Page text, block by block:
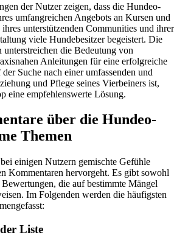
der Nutzer zeigen, dass die Hundeo-
umfangreichen Angebots an Kursen und
unterstützenden Communities und ihrer
viele Hundebesitzer begeistert. Die
die Bedeutung von
Anleitungen für eine erfolgreiche
Suche nach einer umfassenden und
und Pflege seines Vierbeiners ist,
eine empfehlenswerte Lösung.
über die Hundeo-
Themen
einigen Nutzern gemischte Gefühle
Kommentaren hervorgeht. Es gibt sowohl
die auf bestimmte Mängel
Im Folgenden werden die häufigsten
Liste